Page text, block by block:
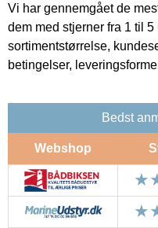
Vi har gennemgået de
dem med stjerner fra 1 til
sortimentstørrelse,
betingelser,
Bedst
Webshop